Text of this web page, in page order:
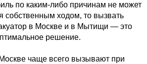
по каким-либо причинам не может
собственным ходом, то вызвать
в Москве и в Мытищи — это
решение.